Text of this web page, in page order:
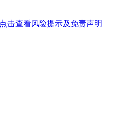
点击查看风险提示及免责声明